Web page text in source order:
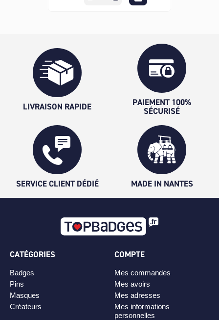
LIVRAISON RAPIDE
PAIEMENT 100%
SÉCURISÉ
SERVICE CLIENT DÉDIÉ MADE IN NANTES
CATÉGORIES
Badges
Pins
Masques
Créateurs
COMPTE
Mes commandes
Mes avoirs
Mes adresses
Mes informations
personnelles